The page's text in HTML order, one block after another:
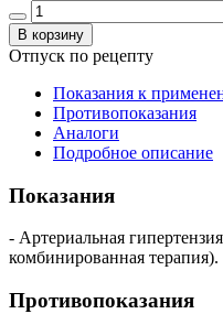
В корзину
Отпуск по рецепту
Показания к
Противопоказания
Аналоги
Подробное описание
Показания
- Артериальная
комбинированная терапия).
Противопоказания